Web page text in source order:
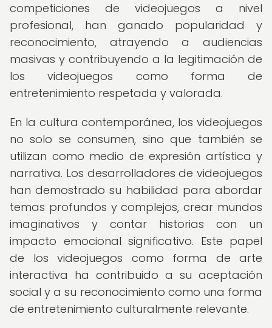
competiciones de videojuegos a nivel
profesional, han ganado popularidad y
reconocimiento, atrayendo a audiencias
masivas y contribuyendo a la legitimación de
los videojuegos como forma de
entretenimiento respetada y valorada.
En la cultura contemporánea, los videojuegos
no solo se consumen, sino que también se
utilizan como medio de expresión artística y
narrativa. Los desarrolladores de videojuegos
han demostrado su habilidad para abordar
temas profundos y complejos, crear mundos
imaginativos y contar historias con un
impacto emocional significativo. Este papel
de los videojuegos como forma de arte
interactiva ha contribuido a su aceptación
social y a su reconocimiento como una forma
de entretenimiento culturalmente relevante.